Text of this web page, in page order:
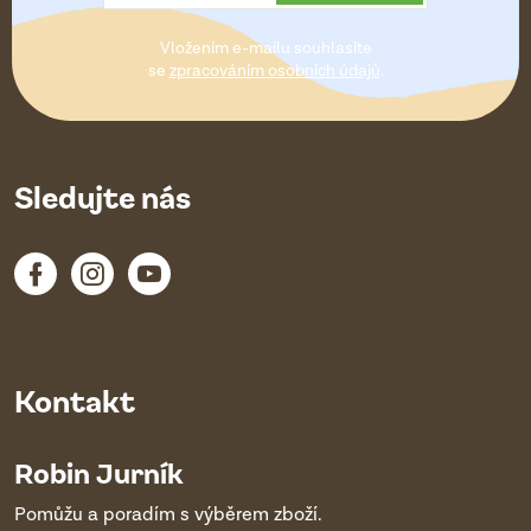
t
Vložením e-mailu souhlasíte
se zpracováním osobních údajů.
Kontakt
Robin Jurník
Pomůžu a poradím s výběrem zboží.
Sledujte nás